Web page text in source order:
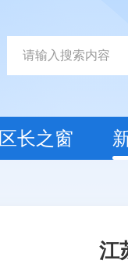
区长之窗
江